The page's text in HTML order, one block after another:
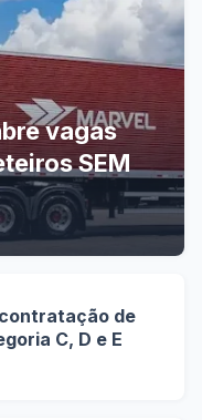
vagas
SEM
de
C, D e E